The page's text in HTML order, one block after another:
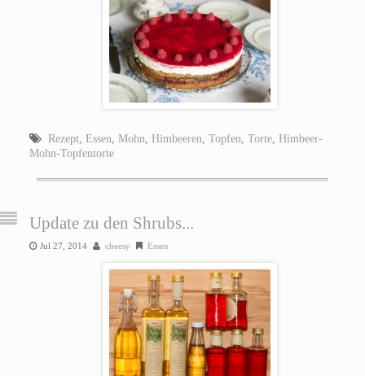
Rezept, Essen, Mohn, Himbeeren, Topfen, Torte, Himbeer-
Mohn-Topfentorte
Update zu den Shrubs...
Jul 27, 2014 cheesy Essen